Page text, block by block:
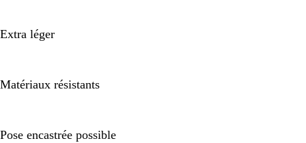
Extra léger
Matériaux résistants
Pose encastrée possible